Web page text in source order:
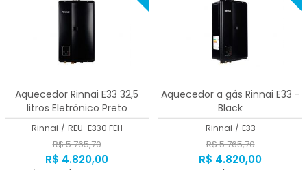
Aquecedor Rinnai E33 32,5
litros Eletrônico Preto
Rinnai / REU-E330 FEH
R$ 5.765,70
R$ 4.820,00
Aquecedor a gás Rinnai E33 -
Black
Rinnai / E33
R$ 5.765,70
R$ 4.820,00